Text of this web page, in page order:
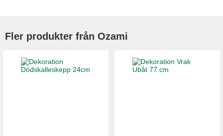
Fler produkter från Ozami